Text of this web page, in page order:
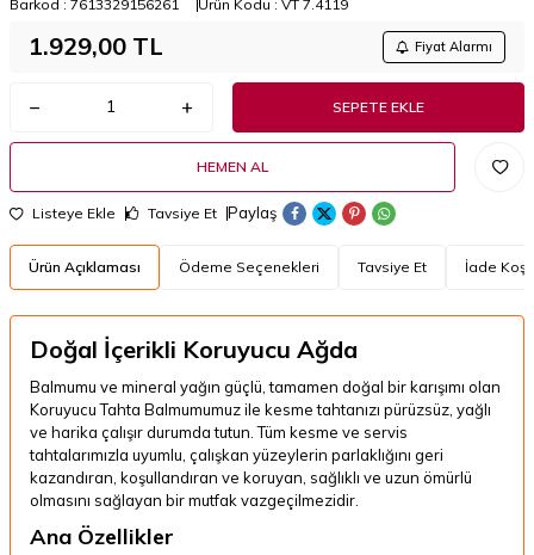
Barkod : 7613329156261 Ürün Kodu : VT 7.4119
1.929,00 TL Fiyat Alarmı
SEPETE EKLE
HEMEN AL
Listeye Ekle Tavsiye Et Paylaş
Ürün Açıklaması Ödeme Seçenekleri Tavsiye Et İade
Doğal İçerikli Koruyucu Ağda
Balmumu ve mineral yağın güçlü, tamamen doğal bir karışımı olan
Koruyucu Tahta Balmumumuz ile kesme tahtanızı pürüzsüz, yağlı
ve harika çalışır durumda tutun. Tüm kesme ve servis
tahtalarımızla uyumlu, çalışkan yüzeylerin parlaklığını geri
kazandıran, koşullandıran ve koruyan, sağlıklı ve uzun ömürlü
olmasını sağlayan bir mutfak vazgeçilmezidir.
Ana Özellikler